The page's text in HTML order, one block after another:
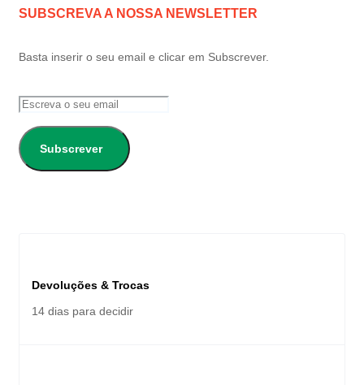
SUBSCREVA A NOSSA NEWSLETTER
Basta inserir o seu email e clicar em Subscrever.
Subscrever
Devoluções & Trocas
14 dias para decidir